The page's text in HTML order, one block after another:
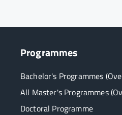
Programmes
Bachelor's Programmes
All Master's Programmes
Doctoral Programme